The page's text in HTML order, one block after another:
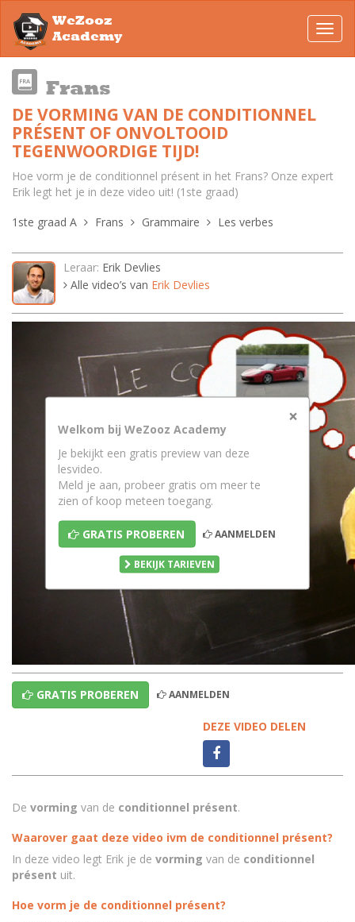
WeZooz
Academy
Frans
DE VORMING VAN DE CONDITIONNEL
PRÉSENT OF ONVOLTOOID
TEGENWOORDIGE TIJD!
Hoe vorm je de conditionnel présent in het Frans? Onze expert
Erik legt het je in deze video uit! (1ste graad)
1ste graad A
Frans Grammaire Les verbes
Leraar: Erik Devlies
Alle video’s van Erik Devlies
×
Welkom bij WeZooz Academy
Je bekijkt een gratis preview van deze
lesvideo.
Meld je aan, probeer gratis om meer te
zien of koop meteen toegang.
GRATIS PROBEREN AANMELDEN
BEKIJK TARIEVEN
GRATIS PROBEREN AANMELDEN
DEZE VIDEO DELEN
De vorming van de conditionnel présent.
Waarover gaat deze video ivm de conditionnel présent?
In deze video legt Erik je de vorming van de conditionnel
présent uit.
Hoe vorm je de conditionnel présent?